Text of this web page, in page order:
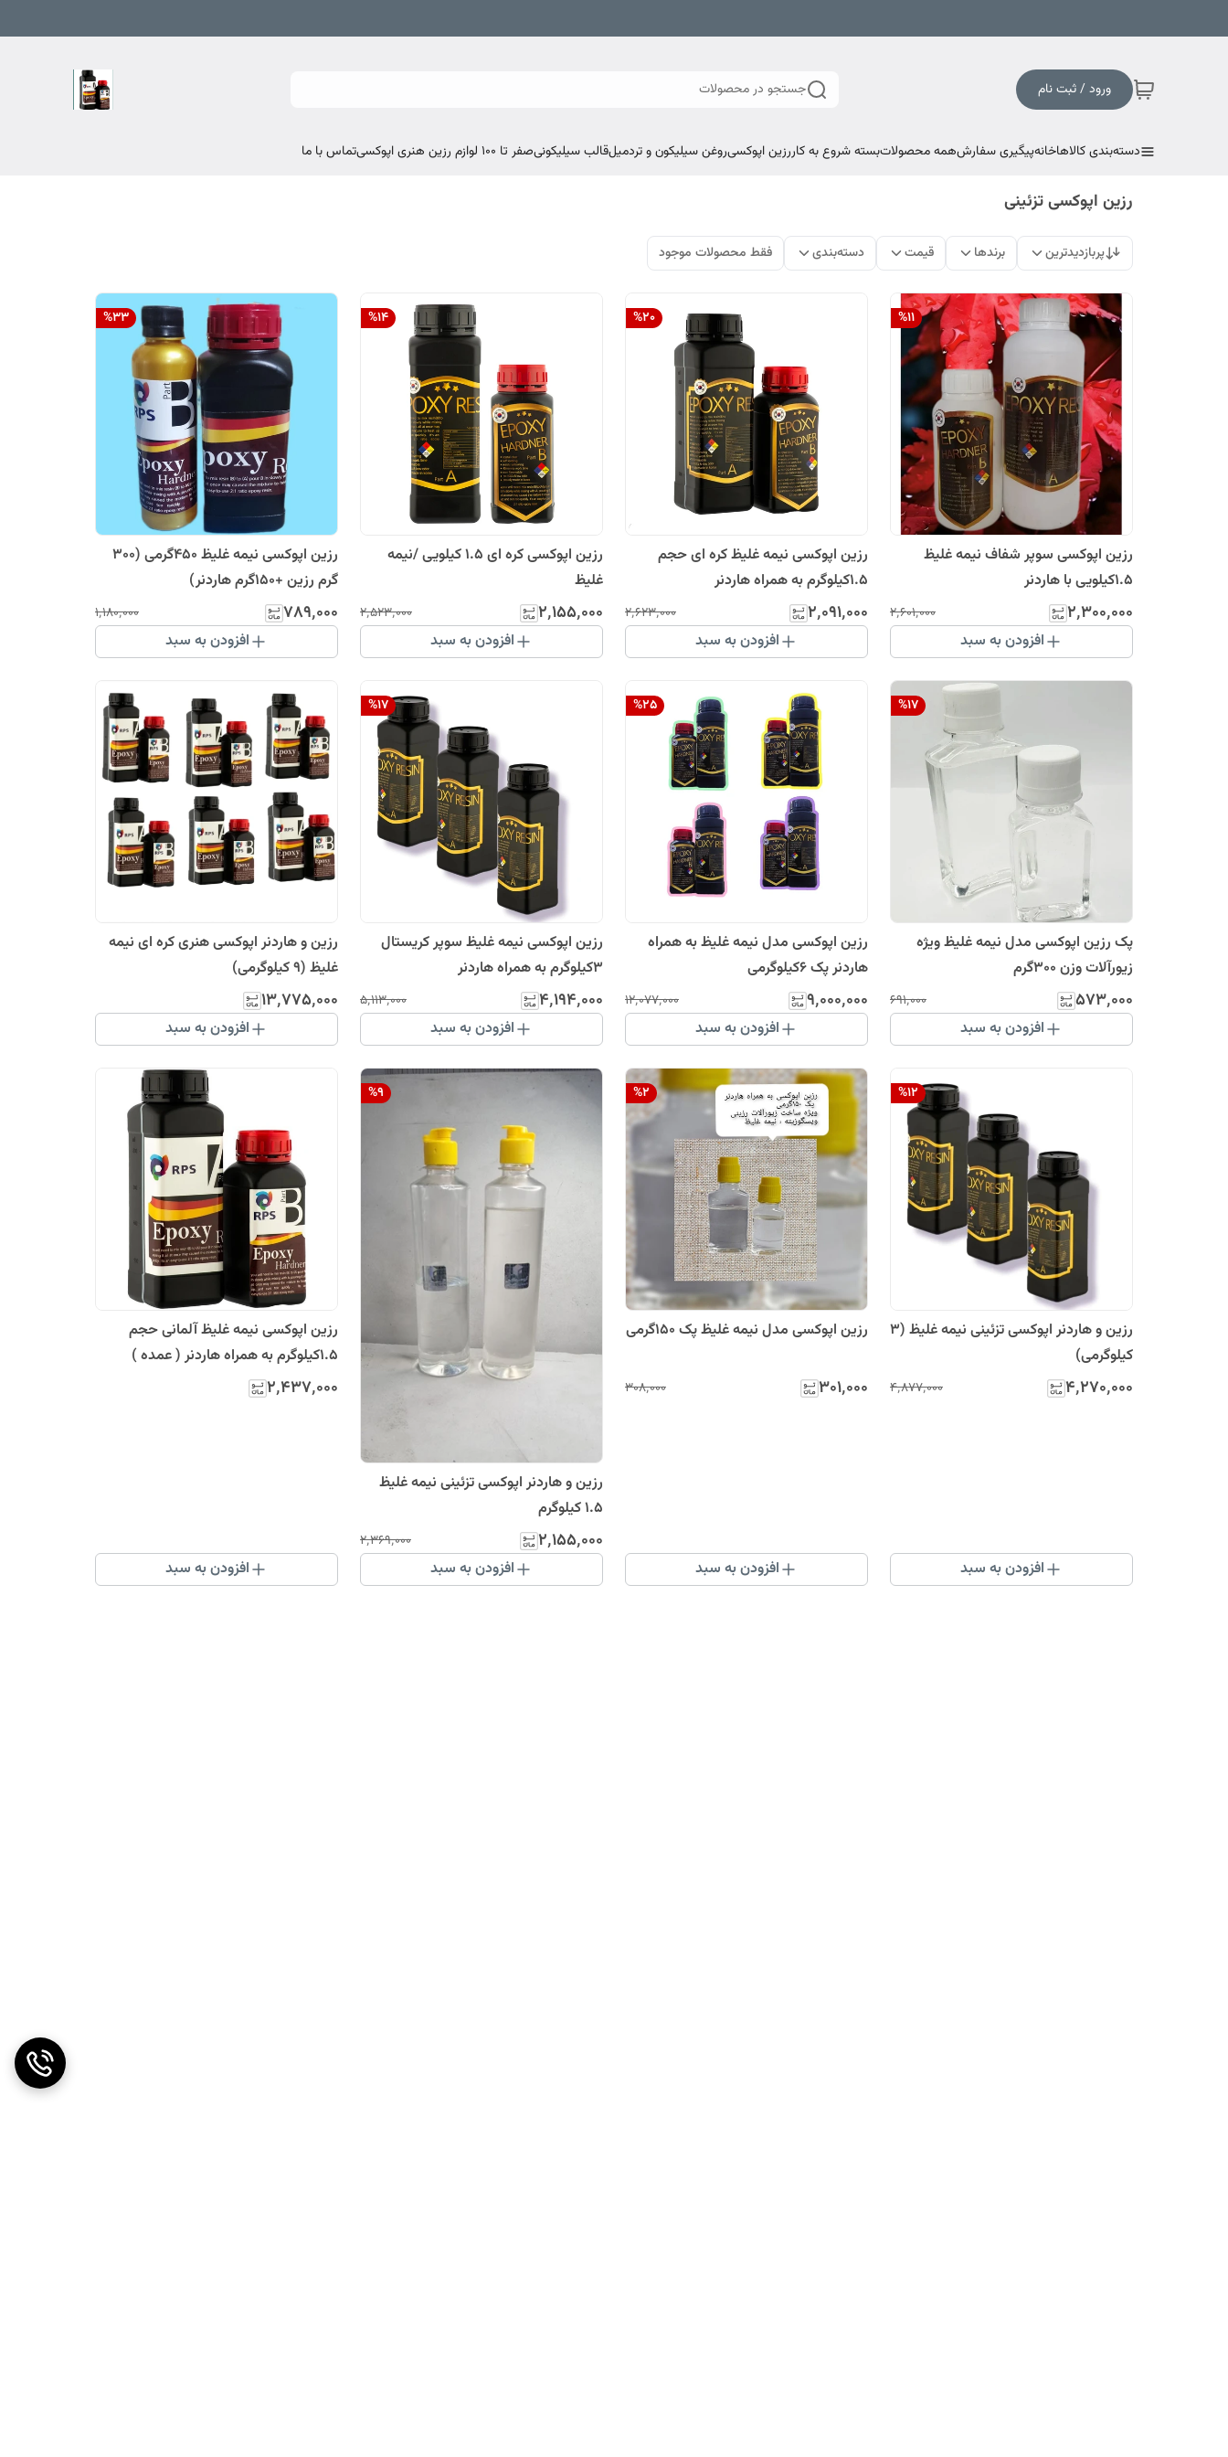
ورود / ثبت نام جستجو در محصولات
دسته‌بندی کالاهاخانهپیگیری سفارشهمه محصولاتبسته شروع به کاررزین اپوکسیروغن سیلیکون و تردمیلقالب سیلیکونیصفر تا ۱۰۰ لوازم رزین هنری اپوکسی تماس با ما
رزین اپوکسی تزئینی
پربازدیدترین برندها قیمت دسته‌بندی فقط محصولات موجود
%11
رزین اپوکسی سوپر شفاف نیمه غلیظ
1.5کیلویی با هاردنر
۲٬۳۰۰٬۰۰۰ ۲٬۶۰۱٬۰۰۰
افزودن به سبد
%20
رزین اپوکسی نیمه غلیظ کره ای حجم
۱.۵کیلوگرم به همراه هاردنر
۲٬۰۹۱٬۰۰۰ ۲٬۶۲۳٬۰۰۰
افزودن به سبد
%14
رزین اپوکسی کره ای 1.5 کیلویی /نیمه
غلیظ
۲٬۱۵۵٬۰۰۰ ۲٬۵۲۳٬۰۰۰
افزودن به سبد
%33
رزین اپوکسی نیمه غلیظ 450گرمی (300
گرم رزین +150گرم هاردنر)
۷۸۹٬۰۰۰ ۱٬۱۸۰٬۰۰۰
افزودن به سبد
%17
پک رزین اپوکسی مدل نیمه غلیظ ویژه
زیورآلات وزن 300گرم
۵۷۳٬۰۰۰ ۶۹۱٬۰۰۰
افزودن به سبد
%25
رزین اپوکسی مدل نیمه غلیظ به همراه
هاردنر پک 6کیلوگرمی
۹٬۰۰۰٬۰۰۰ ۱۲٬۰۷۷٬۰۰۰
افزودن به سبد
%17
رزین اپوکسی نیمه غلیظ سوپر کریستال
3کیلوگرم به همراه هاردنر
۴٬۱۹۴٬۰۰۰ ۵٬۱۱۳٬۰۰۰
افزودن به سبد
رزین و هاردنر اپوکسی هنری کره ای نیمه
غلیظ (9 کیلوگرمی)
۱۳٬۷۷۵٬۰۰۰
افزودن به سبد
%12
رزین و هاردنر اپوکسی تزئینی نیمه غلیظ (3
کیلوگرمی)
۴٬۲۷۰٬۰۰۰ ۴٬۸۷۷٬۰۰۰
افزودن به سبد
%2
رزین اپوکسی مدل نیمه غلیظ پک 150گرمی
۳۰۱٬۰۰۰ ۳۰۸٬۰۰۰
افزودن به سبد
%9
رزین و هاردنر اپوکسی تزئینی نیمه غلیظ
۱.۵ کیلوگرم
۲٬۱۵۵٬۰۰۰ ۲٬۳۶۹٬۰۰۰
افزودن به سبد
رزین اپوکسی نیمه غلیظ آلمانی حجم
۱.۵کیلوگرم به همراه هاردنر ( عمده )
۲٬۴۳۷٬۰۰۰
افزودن به سبد